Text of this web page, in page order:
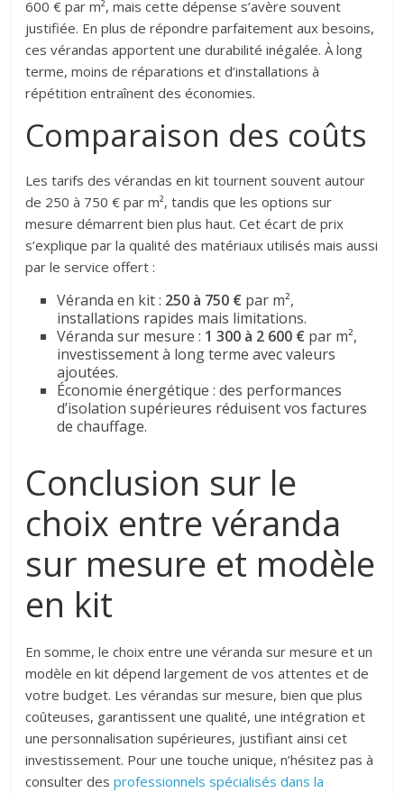
600 € par m², mais cette dépense s’avère souvent
justifiée. En plus de répondre parfaitement aux besoins,
ces vérandas apportent une durabilité inégalée. À long
terme, moins de réparations et d’installations à
répétition entraînent des économies.
Comparaison des coûts
Les tarifs des vérandas en kit tournent souvent autour
de 250 à 750 € par m², tandis que les options sur
mesure démarrent bien plus haut. Cet écart de prix
s’explique par la qualité des matériaux utilisés mais aussi
par le service offert :
Véranda en kit : 250 à 750 € par m²,
installations rapides mais limitations.
Véranda sur mesure : 1 300 à 2 600 € par m²,
investissement à long terme avec valeurs
ajoutées.
Économie énergétique : des performances
d’isolation supérieures réduisent vos factures
de chauffage.
Conclusion sur le
choix entre véranda
sur mesure et modèle
en kit
En somme, le choix entre une véranda sur mesure et un
modèle en kit dépend largement de vos attentes et de
votre budget. Les vérandas sur mesure, bien que plus
coûteuses, garantissent une qualité, une intégration et
une personnalisation supérieures, justifiant ainsi cet
investissement. Pour une touche unique, n’hésitez pas à
consulter desprofessionnels spécialisés dans la